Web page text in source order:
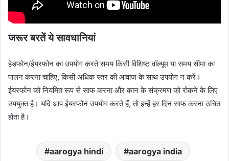
जरूर बरतें ये सावधानियां
हेडफोन/ईयरफोन का उपयोग करते समय किसी विशिष्ट वॉल्यूम या समय सीमा का
पालन करना चाहिए, किसी अधिक स्तर की आवाज के साथ उपयोग न करें।
ईयरफोन को नियमित रूप से साफ करना और कान के संक्रमण को रोकने के लिए
उपयुक्त है। यदि आप ईयरफोन उपयोग करते हैं, तो इन्हें हर दिन साफ करना उचित
होता है।
aarogya hindi aarogya india